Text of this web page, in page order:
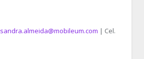
sandra.almeida@mobileum.com | Cel.